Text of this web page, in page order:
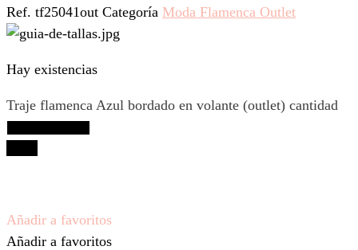
Ref. tf25041out Categoría Moda Flamenca Outlet
Hay existencias
Traje flamenca Azul bordado en volante (outlet) cantidad
Añadir a favoritos
Añadir a favoritos